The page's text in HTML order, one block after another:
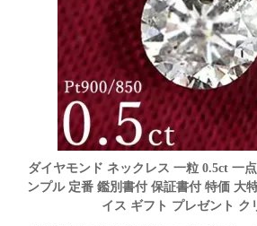
ダイヤモンド ネックレス 一粒 0.5ct 一
ンプル 定番 鑑別書付 保証書付 特価 大
イス ギフト プレゼント ク